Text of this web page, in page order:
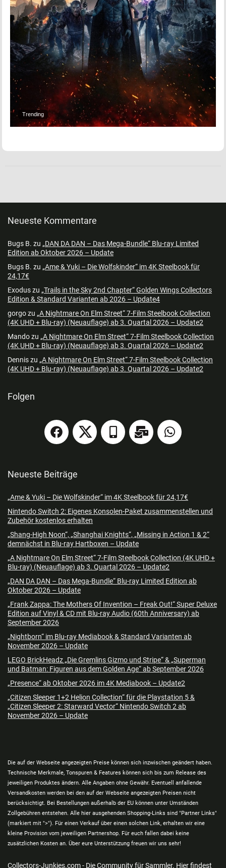
Trending
Neueste Kommentare
Bugs B. zu „DAN DA DAN – Das Mega-Bundle“ Blu-ray Limited
Edition ab Oktober 2026 – Update
Bugs B. zu „Ame & Yuki – Die Wolfskinder“ im 4K Steelbook für
24,17€
Exoduszu „Trails in the Sky 2nd Chapter“ Golden Wings Collectors
Edition & Standard Varianten ab 2026 – Update4
gorgozu „A Nightmare On Elm Street“ 7-Film Steelbook Collection
(4K UHD + Blu-ray) (Neuauflage) ab 3. Quartal 2026 – Update2
Mandozu „A Nightmare On Elm Street“ 7-Film Steelbook Collection
(4K UHD + Blu-ray) (Neuauflage) ab 3. Quartal 2026 – Update2
Denniszu „A Nightmare On Elm Street“ 7-Film Steelbook Collection
(4K UHD + Blu-ray) (Neuauflage) ab 3. Quartal 2026 – Update2
Folgen
Neueste Beiträge
„Ame & Yuki – Die Wolfskinder“ im 4K Steelbook für 24,17€
Nintendo Switch 2: Eigenes Konsolen-Paket zusammenstellen und
Zubehör kostenlos erhalten
„Shang-High Noon“, „Shanghai Knights“, „Missing in Action 1 & 2“
demnächst in Blu-ray Hartboxen – Update
„A Nightmare On Elm Street“ 7-Film Steelbook Collection (4K UHD +
Blu-ray) (Neuauflage) ab 3. Quartal 2026 – Update2
„DAN DA DAN – Das Mega-Bundle“ Blu-ray Limited Edition ab
Oktober 2026 – Update
„Frank Zappa: The Mothers Of Invention – Freak Out!“ Super Deluxe
Edition auf Vinyl & CD mit Blu-ray Audio (60th Anniversary) ab
September 2026
„Nightborn“ im Blu-ray Mediabook & Standard Varianten ab
November 2026 – Update
LEGO BrickHeadz „Die Gremlins Gizmo und Stripe“ & „Superman
und Batman: Figuren aus dem Golden Age“ ab September 2026
„Presence“ ab Oktober 2026 im 4K Mediabook – Update2
„Citizen Sleeper 1+2 Helion Collection“ für die Playstation 5 &
„Citizen Sleeper 2: Starward Vector“ Nintendo Switch 2 ab
November 2026 – Update
Die auf der Webseite angezeigten Preise können sich inzwischen geändert haben.
Technische Merkmale, Tonspuren & Features können sich bis zum Release des
jeweiligen Produktes ändern. Alle Angaben ohne Gewähr. Eventuell anfallende
Versandkosten werden bei den auf der Webseite angezeigten Preisen nicht
berücksichtigt. Bei Bestellungen außerhalb der EU können unter Umständen
Zollgebühren entstehen. Alle hier ausgehenden Shopping-Links sind "Partner Links"
(markiert mit ">"). Für einen Verkauf über einen solchen Link, erhalten wir eine
kleine Provision vom jeweiligen Partnershop. Für euch fallen dabei keine
zusätzlichen Kosten an. Über eure Unterstützung freuen wir uns sehr!
Collectors-Junkies.com - Die Community für Sammler. Hier findest